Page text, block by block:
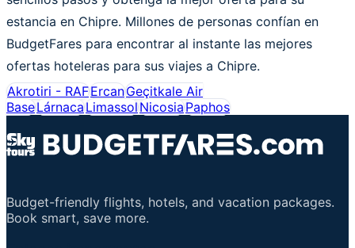
estancia en Chipre. Millones de personas confían en
BudgetFares para encontrar al instante las mejores
ofertas hoteleras para sus viajes a Chipre.
Akrotiri - RAFErcanGeçitkale Air
BaseLárnacaLimassolNicosiaPaphos
Budget-friendly flights, hotels, and vacation packages.
Book smart, save more.